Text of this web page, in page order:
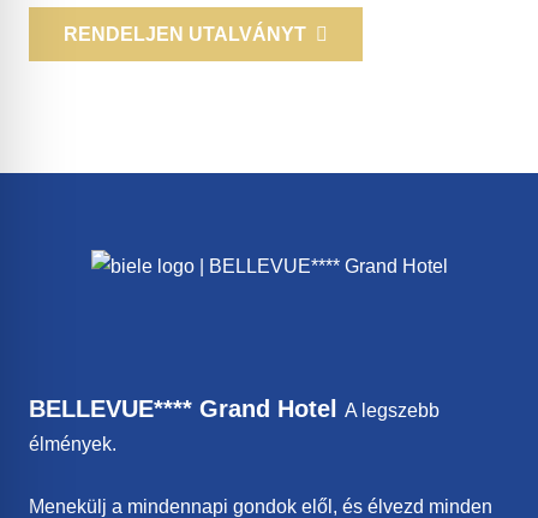
RENDELJEN UTALVÁNYT
BELLEVUE**** Grand Hotel
A legszebb
élmények.
Menekülj a mindennapi gondok elől, és élvezd minden